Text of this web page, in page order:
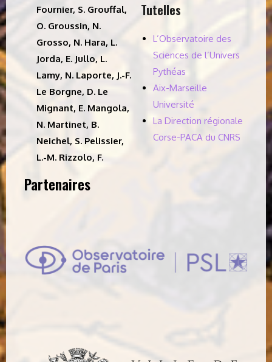
Fournier, S. Grouffal,
O. Groussin, N.
Grosso, N. Hara, L.
Jorda, E. Jullo, L.
Lamy, N. Laporte, J.-F.
Le Borgne, D. Le
Mignant, E. Mangola,
N. Martinet, B.
Neichel, S. Pelissier,
L.-M. Rizzolo, F.
Tutelles
L’Observatoire des
Sciences de l’Univers
Pythéas
Aix-Marseille
Université
La Direction régionale
Corse-PACA du CNRS
Partenaires